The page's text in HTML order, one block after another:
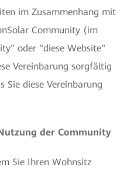
im Zusammenhang mit
Community (im
oder "diese Website"
Vereinbarung sorgfältig
Sie diese Vereinbarung
der Community
Sie Ihren Wohnsitz